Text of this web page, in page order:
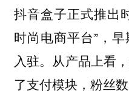
抖音盒子正式推出
时尚电商平台”，
入驻。从产品上看
了支付模块，粉丝